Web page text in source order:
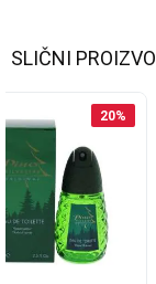
SLIČNI
20%